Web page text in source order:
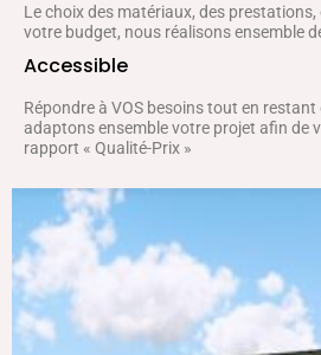
Le choix des matériaux, des
votre budget, nous réalisons ensemble
Accessible
Répondre à VOS besoins tout en
adaptons ensemble votre projet afin de
rapport « Qualité-Prix »